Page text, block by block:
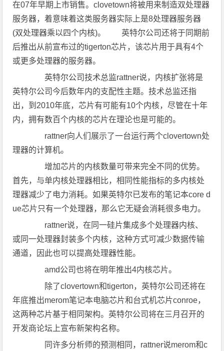
在07年早期上市销售。clovetown将被用来制造双处理器
服务器，着意味着这类服务器实际上是8处理器服务器
(双处理器乘以四个内核)。 英特尔公司还将于同期前
后推出从前宣布过的tigerton芯片，该芯片用于具有4个
或更多处理器的服务器。
英特尔公司技术总监rattner说，内核扩张将是
英特尔公司今后数年内的支配性主题。技术总监还指
出，到2010年底，芯片有可能有10个内核，尽管在十年
内，拥有数百个内核的芯片在理论也是可能的。
rattner向人们展示了一台运行两个clovertown处
理器的计算机。
增加芯片的内核数量可带来完全不同的优势。
首先，与单内核处理器相比，相同性能指标的多内核处
理器减少了电力消耗。如果英特尔已发布的笔记本core d
ue芯片只有一个处理器，那么它无疑会消耗很多电力。
rattner说，在同一硅片集成多个处理器内核、
或同一处理器封装多个内核，这种方式可减少数据传输
通道，因此也可以提高处理器性能。
amd公司也将在明年推出4内核芯片。
除了clovertown和tigerton，英特尔公司还将在
年底推出merom笔记本电脑芯片和台式机芯片conroe，
这两种芯片基于相同架构。英特尔公司将在三月召开的
开发商论坛上宣布新架构名称。
同许多分析师的预测相同，rattner说merom和c